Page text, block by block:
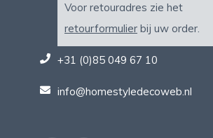
Voor retouradres zie het
retourformulier bij uw order.
+31 (0)85 049 67 10
info@homestyledecoweb.nl